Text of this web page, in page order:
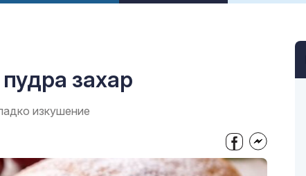
захар
изкушение